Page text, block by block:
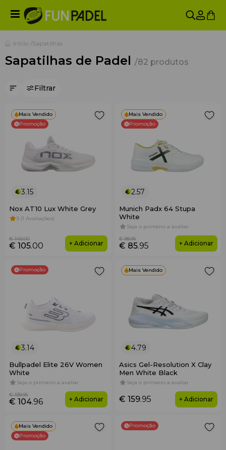
Início Sapatilhas
Sapatilhas de Padel /82 produtos
Filtrar
Mais Vendido
Promoção
3.15
Nox AT10 Lux White Grey
5 (1 Avaliações)
€ 105.00
€ 140.00
+ Adicionar
Mais Vendido
Promoção
2.57
Munich Padx 64 Stupa
White
Seja o primeiro a avaliar
€ 85.95
€ 99.95
+ Adicionar
Promoção
3.14
Bullpadel Elite 26V Women
White
Seja o primeiro a avaliar
€ 104.96
€ 139.95
+ Adicionar
Mais Vendido
4.79
Asics Gel-Resolution X Clay
Men White Black
Seja o primeiro a avaliar
€ 159.95 + Adicionar
Mais Vendido
Promoção
Promoção